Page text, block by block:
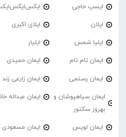
ایسپ حاجی
ایلان ایلای اکبری
ایلیا شمس ایلیار
ایمان تام تام ایمان حمیدی
ایمان رستمی ایمان زارعی زند
ایمان سیاهپوشان و
بهروز سکتور
ایمان عبداله
ایمان لویس ایمان مسعودی